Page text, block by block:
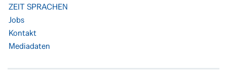
ZEIT SPRACHEN
Jobs
Kontakt
Mediadaten